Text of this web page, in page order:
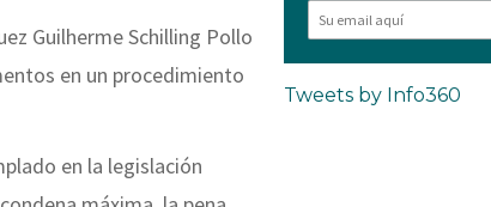
Guilherme Schilling Pollo
en un procedimiento
en la legislación
Tweets by Info360